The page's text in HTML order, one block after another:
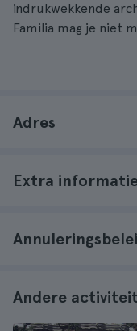
indrukwekkende
Familia mag je niet
Adres
Extra
Andere